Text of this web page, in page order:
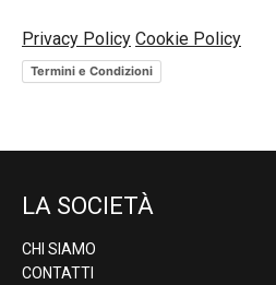
Privacy Policy Cookie Policy
Termini e Condizioni
LA SOCIETÀ
CHI SIAMO
CONTATTI